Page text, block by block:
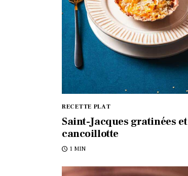
RECETTE PLAT
Saint-Jacques gratinées et
cancoillotte
1 MIN